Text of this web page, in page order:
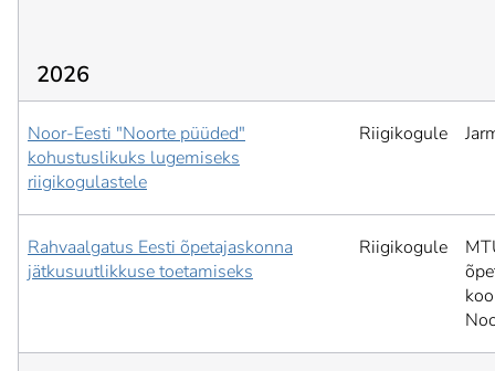
2026
Noor-Eesti "Noorte püüded"
kohustuslikuks lugemiseks
riigikogulastele
Riigikogule
Rahvaalgatus Eesti õpetajaskonna
jätkusuutlikkuse toetamiseks
Riigikogule